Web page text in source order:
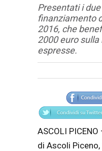
Presentati i
finanziamento
2016, che
2000 euro
espresse.
Articolo
Testo articolo
ASCOLI
di Ascoli